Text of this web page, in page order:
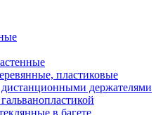
пластиковые
держателями
в багете